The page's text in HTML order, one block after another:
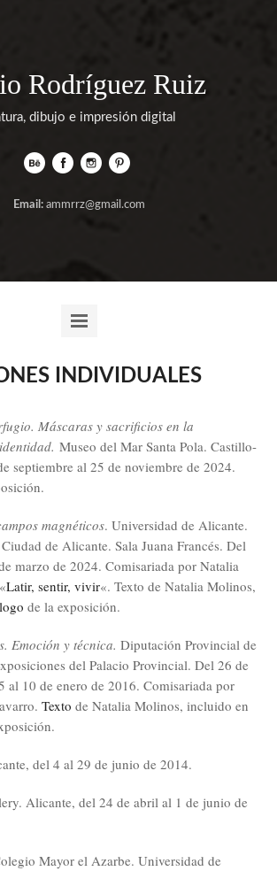
Rodríguez Ruiz
dibujo e impresión digital
Email: ammrrz@gmail.com
INDIVIDUALES
Máscaras y sacrificios en la
Museo del Mar Santa Pola. Castillo-
septiembre al 25 de noviembre de 2024.
magnéticos. Universidad de Alicante.
de Alicante. Sala Juana Francés. Del
marzo de 2024. Comisariada por Natalia
Latir, sentir, vivir«. Texto de Natalia Molinos,
de la exposición.
Emoción y técnica. Diputación Provincial de
del Palacio Provincial. Del 26 de
al 10 de enero de 2016. Comisariada por
Texto de Natalia Molinos, incluido en
del 4 al 29 de junio de 2014.
Alicante, del 24 de abril al 1 de junio de
Mayor el Azarbe. Universidad de